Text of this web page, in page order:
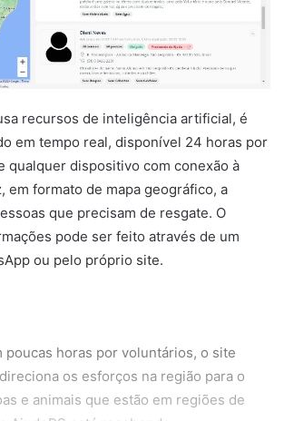
recursos de inteligência artificial, é
em tempo real, disponível 24 horas por
qualquer dispositivo com conexão à
em formato de mapa geográfico, a
que precisam de resgate. O
pode ser feito através de um
ou pelo próprio site.
poucas horas por voluntários, o site
os esforços na região para o
e animais que estão em regiões de